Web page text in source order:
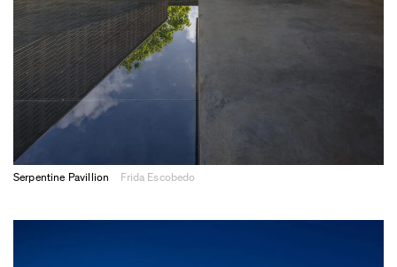
Serpentine Pavillion Frida Escobedo